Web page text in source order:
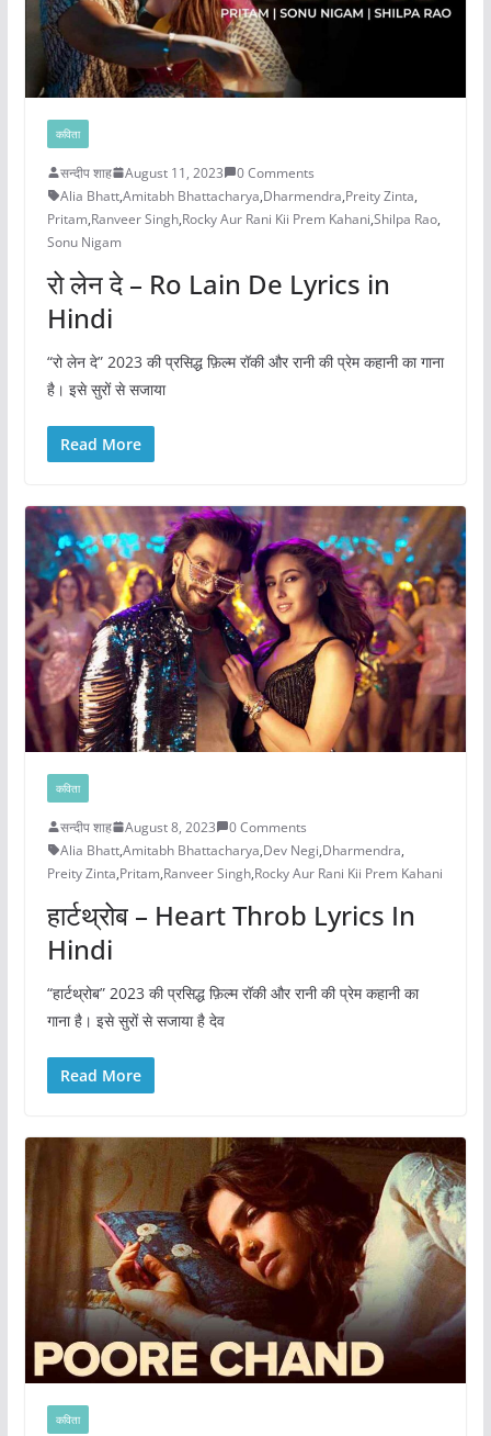
कविता
सन्दीप शाह August 11, 2023
0 Comments
Alia Bhatt,Amitabh Bhattacharya,Dharmendra,Preity Zinta,
Pritam,Ranveer Singh,Rocky Aur Rani Kii Prem Kahani,Shilpa Rao,
Sonu Nigam
रो लेन दे – Ro Lain De Lyrics in
Hindi
“रो लेन दे” 2023 की प्रसिद्ध फ़िल्म रॉकी और रानी की प्रेम कहानी का गाना
है। इसे सुरों से सजाया
Read More
कविता
सन्दीप शाह August 8, 2023
0 Comments
Alia Bhatt,Amitabh Bhattacharya,Dev Negi,Dharmendra,
Preity Zinta,Pritam,Ranveer Singh,Rocky Aur Rani Kii Prem Kahani
हार्टथ्रोब – Heart Throb Lyrics In
Hindi
“हार्टथ्रोब” 2023 की प्रसिद्ध फ़िल्म रॉकी और रानी की प्रेम कहानी का
गाना है। इसे सुरों से सजाया है देव
Read More
कविता